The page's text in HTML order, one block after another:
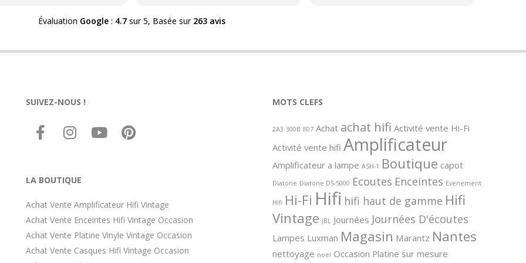
matériel rétro-. Problèmes de
énormément à votre matériel
ce à coût forfaitaire cpt tenu de la
valeur "économique" des articles
Évaluation Google: 4.7sur 5, Basée sur 263 avis
SUIVEZ-NOUS !
LA BOUTIQUE
Achat Vente Amplificateur Hifi Vintage
Achat Vente Enceintes Hifi Vintage Occasion
Achat Vente Platine Vinyle Vintage Occasion
Achat Vente Casques Hifi Vintage Occasion
MOTS CLEFS
2A3 300B 807 Achat achat hifi Activité vente Hi-Fi
Activité vente hifi Amplificateur
Amplificateur a lampe ASH-1 Boutique capot
Diatone Diatone DS-5000 Ecoutes Enceintes Evenement
Hifi Hi-Fi Hifi hifi haut de gamme Hifi
Vintage JBL Journées Journées D'écoutes
Lampes Luxman Magasin Marantz Nantes
nettoyage noël Occasion Platine sur mesure